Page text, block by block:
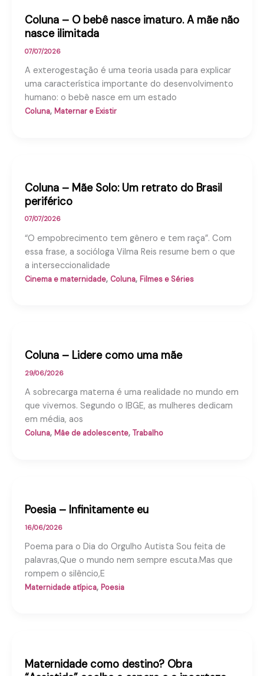
Coluna – O bebê nasce imaturo. A mãe não
nasce ilimitada
07/07/2026
A exterogestação é uma teoria usada para explicar
uma característica importante do desenvolvimento
humano: o bebê nasce em um estado
Coluna, Maternar e Existir
Coluna – Mãe Solo: Um retrato do Brasil
periférico
07/07/2026
“O empobrecimento tem gênero e tem raça”. Com
essa frase, a socióloga Vilma Reis resume bem o que
a interseccionalidade
Cinema e maternidade, Coluna, Filmes e Séries
Coluna – Lidere como uma mãe
29/06/2026
A sobrecarga materna é uma realidade no mundo em
que vivemos. Segundo o IBGE, as mulheres dedicam
em média, aos
Coluna, Mãe de adolescente, Trabalho
Poesia – Infinitamente eu
16/06/2026
Poema para o Dia do Orgulho Autista Sou feita de
palavras,Que o mundo nem sempre escuta.Mas que
rompem o silêncio,E
Maternidade atípica, Poesia
Maternidade como destino? Obra